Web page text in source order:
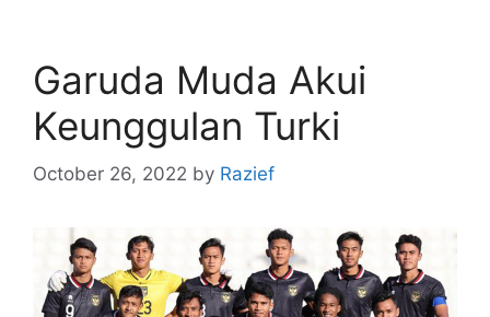
Garuda Muda Akui
Keunggulan Turki
October 26, 2022 by Razief